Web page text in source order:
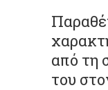
από τη
του